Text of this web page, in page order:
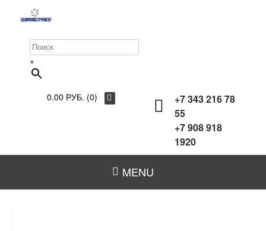
×
+7 343 216 78
55
+7 908 918
1920
0.00 РУБ. (0)
MENU